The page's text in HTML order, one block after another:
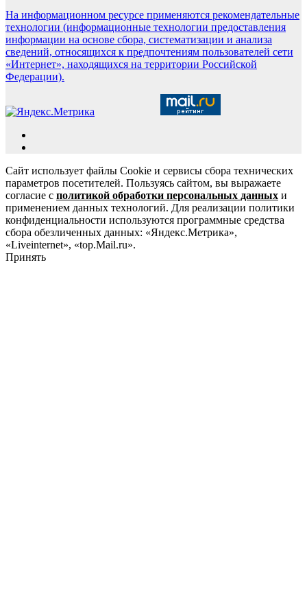
На информационном ресурсе применяются рекомендательные
технологии (информационные технологии предоставления
информации на основе сбора, систематизации и анализа
сведений, относящихся к предпочтениям пользователей сети
«Интернет», находящихся на территории Российской
Федерации).
Сайт использует файлы Cookie и сервисы сбора технических
параметров посетителей. Пользуясь сайтом, вы выражаете
согласие с политикой обработки персональных данных и
применением данных технологий. Для реализации политики
конфиденциальности используются программные средства
сбора обезличенных данных: «Яндекс.Метрика»,
«Liveinternet», «top.Mail.ru».
Принять